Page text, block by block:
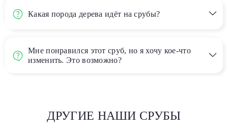
Какая порода дерева идёт на срубы?
Мне понравился этот сруб, но я хочу кое-что
изменить. Это возможно?
ДРУГИЕ НАШИ СРУБЫ